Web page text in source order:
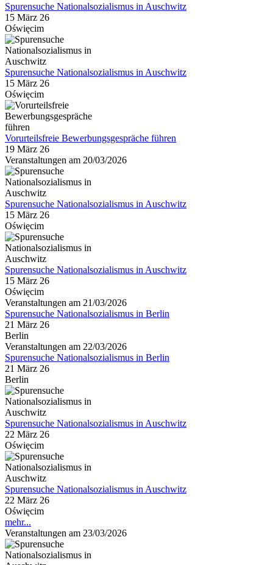
Spurensuche Nationalsozialismus in Auschwitz
15 März 26
Oświęcim
Spurensuche Nationalsozialismus in Auschwitz
15 März 26
Oświęcim
Vorurteilsfreie Bewerbungsgespräche führen
19 März 26
Veranstaltungen am 20/03/2026
Spurensuche Nationalsozialismus in Auschwitz
15 März 26
Oświęcim
Spurensuche Nationalsozialismus in Auschwitz
15 März 26
Oświęcim
Veranstaltungen am 21/03/2026
Spurensuche Nationalsozialismus in Berlin
21 März 26
Berlin
Veranstaltungen am 22/03/2026
Spurensuche Nationalsozialismus in Berlin
21 März 26
Berlin
Spurensuche Nationalsozialismus in Auschwitz
22 März 26
Oświęcim
Spurensuche Nationalsozialismus in Auschwitz
22 März 26
Oświęcim
mehr...
Veranstaltungen am 23/03/2026